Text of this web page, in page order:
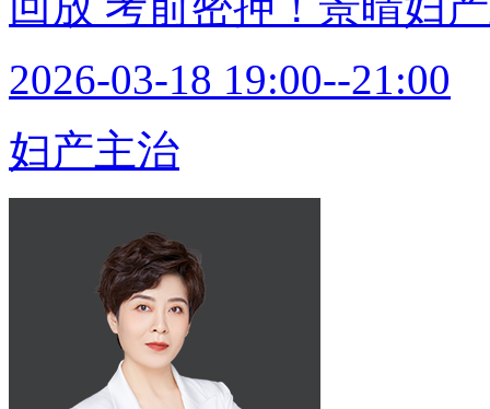
2026-03-18 19:00--21:00
妇产主治